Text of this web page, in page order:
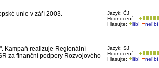
Jazyk: ČJ
Hodnocení:
Hlasujte:
líbí nelíbí
unie v září 2003.
Jazyk: SJ
Hodnocení:
Hlasujte:
líbí nelíbí
Kampaň realizuje Regionální
za finanční podpory Rozvojového